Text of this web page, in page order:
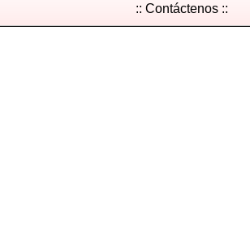
:: Contáctenos ::